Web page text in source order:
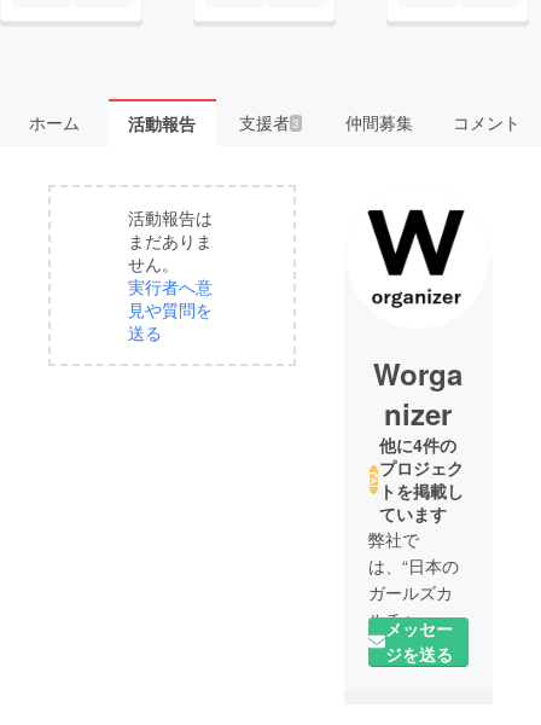
ホーム 活動報告 支援者3 仲間募集 コメント
活動報告は
まだありま
せん。
実行者へ意
見や質問を
送る
Worga
nizer
他に4件の
プロジェク
トを掲載し
ています
弊社で
は、“日本の
ガールズカ
ルチャーを
世界へ” を
テーマに、
メッセー
ジを送る